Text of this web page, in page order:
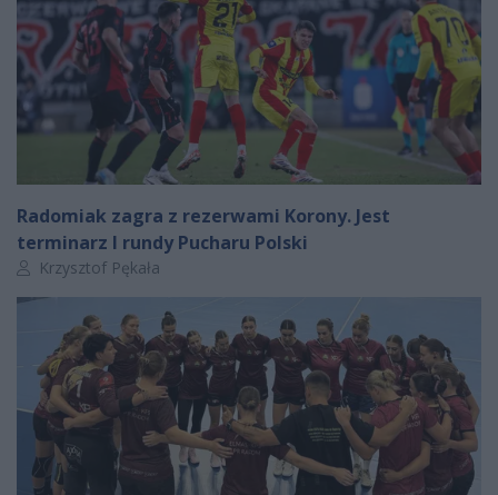
Radomiak zagra z rezerwami Korony. Jest
terminarz I rundy Pucharu Polski
Autor artykułu:
Krzysztof Pękała